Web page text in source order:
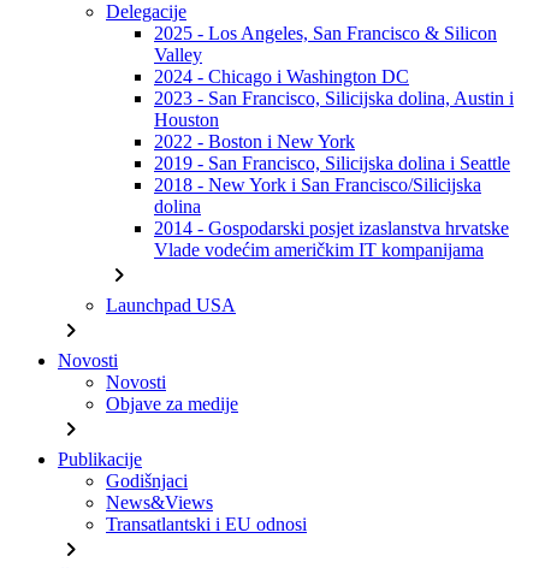
Delegacije
2025 - Los Angeles, San Francisco & Silicon
Valley
2024 - Chicago i Washington DC
2023 - San Francisco, Silicijska dolina, Austin i
Houston
2022 - Boston i New York
2019 - San Francisco, Silicijska dolina i Seattle
2018 - New York i San Francisco/Silicijska
dolina
2014 - Gospodarski posjet izaslanstva hrvatske
Vlade vodećim američkim IT kompanijama
chevron_right
Launchpad USA
chevron_right
Novosti
Novosti
Objave za medije
chevron_right
Publikacije
Godišnjaci
News&Views
Transatlantski i EU odnosi
chevron_right